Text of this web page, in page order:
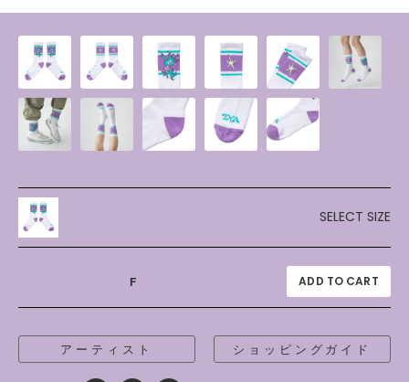
SELECT SIZE
F
アーティスト ショッピングガイド